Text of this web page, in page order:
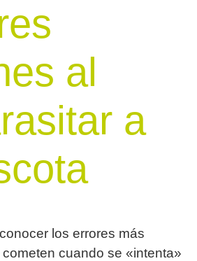
al
a
los errores más
cuando se «intenta»